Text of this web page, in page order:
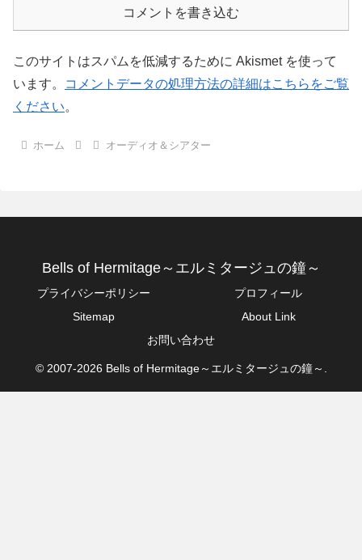
コメントを書き込む
このサイトはスパムを低減するために Akismet を使って
います。
コメントデータの処理方法の詳細はこちらをご覧
ください。
ホーム オーディオ＆シアター
Bells of Hermitage～エルミタージュの鐘～
プライバシーポリシー
プロフィール
Sitemap
About Link
お問い合わせ
© 2007-2026 Bells of Hermitage～エルミタージュの鐘～.